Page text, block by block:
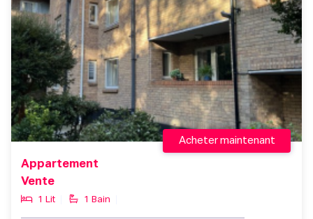
Appartement
Vente
1 Lit 1 Bain
Acheter maintenant